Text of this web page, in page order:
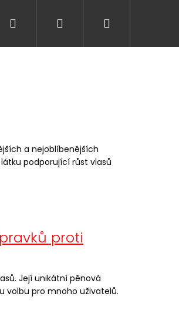
🧑 Přihlášení
a nejoblíbenějších
podporující růst vlasů
proti
Její unikátní pěnová
volbu pro mnoho uživatelů.